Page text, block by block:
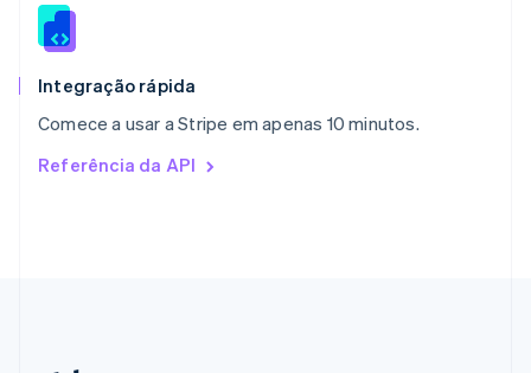
Integração rápida
Comece a usar a Stripe em apenas 10 minutos.
Referência da API
RAE de Hong Kong, China
Reino Unido
English
English
English